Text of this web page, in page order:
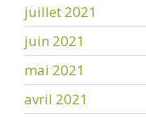
juillet 2021
juin 2021
mai 2021
avril 2021